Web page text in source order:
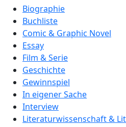
Biographie
Buchliste
Comic & Graphic Novel
Essay
Film & Serie
Geschichte
Gewinnspiel
In eigener Sache
Interview
Literaturwissenschaft &